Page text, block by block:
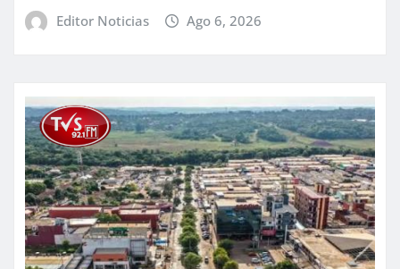
Editor Noticias Ago 6, 2026